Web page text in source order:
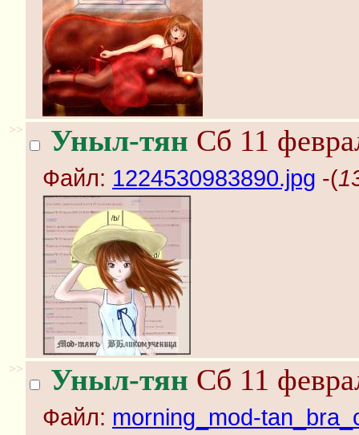
>> Уныл-тян Сб 11
Файл: 1224530983890.jpg -(
>> Уныл-тян Сб 11
Файл: morning_mod-